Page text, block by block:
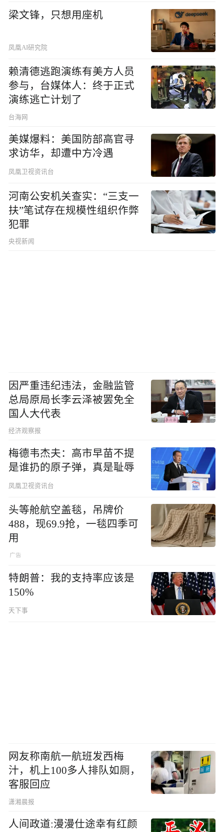
梁文锋，只想用座机
凤凰AI研究院
赖清德逃跑演练有美方人员
参与，台媒体人：终于正式
演练逃亡计划了
台海网
美媒爆料：美国防部高官寻
求访华，却遭中方冷遇
凤凰卫视资讯台
河南公安机关查实：“三支一
扶”笔试存在规模性组织作弊
犯罪
央视新闻
因严重违纪违法，金融监管
总局原局长李云泽被罢免全
国人大代表
经济观察报
梅德韦杰夫：高市早苗不提
是谁扔的原子弹，真是耻辱
凤凰卫视资讯台
头等舱航空盖毯，吊牌价
488，现69.9抢，一毯四季可
用
特朗普：我的支持率应该是
150%
天下事
网友称南航一航班发西梅
汁，机上100多人排队如厕，
客服回应
潇湘晨报
人间政道:漫漫仕途幸有红颜